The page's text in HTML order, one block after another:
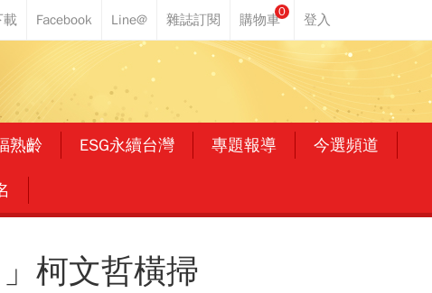
0
熟齡 ESG永續台灣 專題報導 今選頻道
柯文哲橫掃